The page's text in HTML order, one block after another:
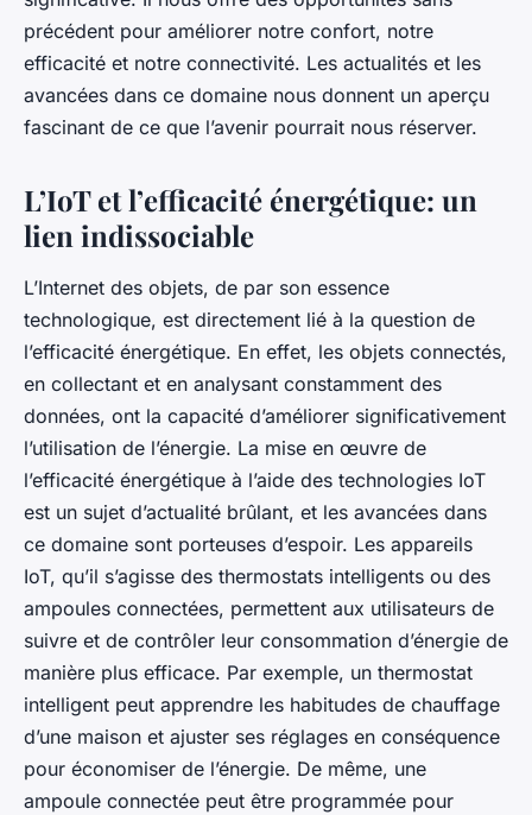
précédent pour améliorer notre confort, notre
efficacité et notre connectivité. Les actualités et les
avancées dans ce domaine nous donnent un aperçu
fascinant de ce que l’avenir pourrait nous réserver.
L’IoT et l’efficacité énergétique: un
lien indissociable
L’Internet des objets, de par son essence
technologique, est directement lié à la question de
l’efficacité énergétique. En effet, les objets connectés,
en collectant et en analysant constamment des
données, ont la capacité d’améliorer significativement
l’utilisation de l’énergie. La mise en œuvre de
l’efficacité énergétique à l’aide des technologies IoT
est un sujet d’actualité brûlant, et les avancées dans
ce domaine sont porteuses d’espoir. Les appareils
IoT, qu’il s’agisse des thermostats intelligents ou des
ampoules connectées, permettent aux utilisateurs de
suivre et de contrôler leur consommation d’énergie de
manière plus efficace. Par exemple, un thermostat
intelligent peut apprendre les habitudes de chauffage
d’une maison et ajuster ses réglages en conséquence
pour économiser de l’énergie. De même, une
ampoule connectée peut être programmée pour